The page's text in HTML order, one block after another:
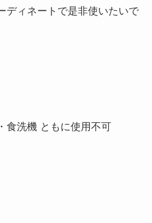
ディネートで是非使いたいで
食洗機 ともに使用不可